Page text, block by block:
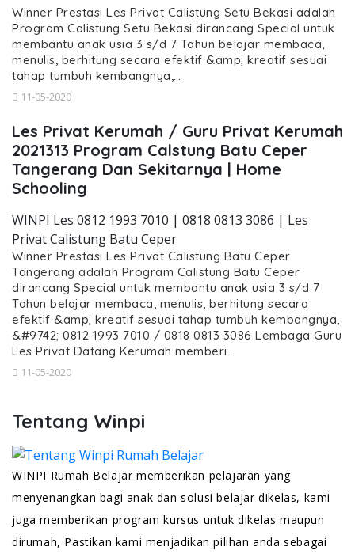
Winner Prestasi Les Privat Calistung Setu Bekasi adalah
Program Calistung Setu Bekasi dirancang Special untuk
membantu anak usia 3 s/d 7 Tahun belajar membaca,
menulis, berhitung secara efektif &amp; kreatif sesuai
tahap tumbuh kembangnya,…
11-05-2020
Les Privat Kerumah / Guru Privat Kerumah
2021313 Program Calstung Batu Ceper
Tangerang Dan Sekitarnya | Home
Schooling
WINPI Les 0812 1993 7010 | 0818 0813 3086 | Les
Privat Calistung Batu Ceper
Winner Prestasi Les Privat Calistung Batu Ceper
Tangerang adalah Program Calistung Batu Ceper
dirancang Special untuk membantu anak usia 3 s/d 7
Tahun belajar membaca, menulis, berhitung secara
efektif &amp; kreatif sesuai tahap tumbuh kembangnya,
&#9742; 0812 1993 7010 / 0818 0813 3086 Lembaga Guru
Les Privat Datang Kerumah memberi…
11-05-2020
Tentang Winpi
WINPI Rumah Belajar memberikan pelajaran yang
menyenangkan bagi anak dan solusi belajar dikelas, kami
juga memberikan program kursus untuk dikelas maupun
dirumah, Pastikan kami menjadikan pilihan anda sebagai